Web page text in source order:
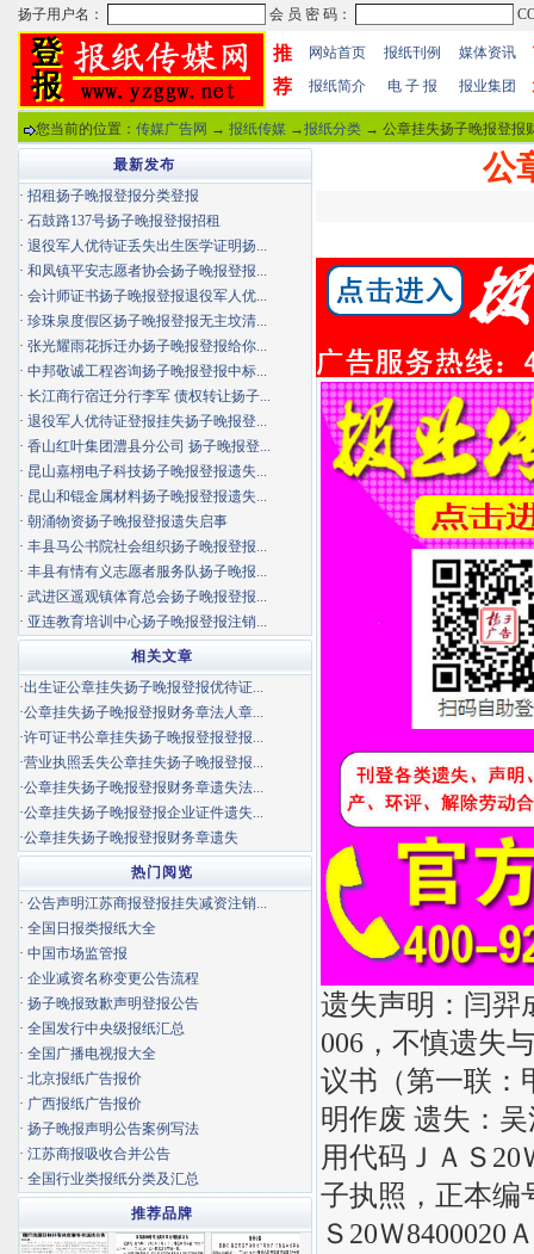
推
荐
网站首页 报纸刊例 媒体资讯
报纸简介 电 子 报 报业集团
您当前的位置： 传媒广告网 → 报纸传媒 →报纸分类 → 公章挂失扬子晚报登报
公
遗失声明：闫羿
006，不慎遗失
议书（第一联：
明作废 遗失：
用代码ＪＡＳ20
子执照，正本编
Ｓ20Ｗ8400020
最新发布
· 招租扬子晚报登报分类登报
· 石鼓路137号扬子晚报登报招租
· 退役军人优待证丢失出生医学证明扬...
· 和凤镇平安志愿者协会扬子晚报登报...
· 会计师证书扬子晚报登报退役军人优...
· 珍珠泉度假区扬子晚报登报无主坟清...
· 张光耀雨花拆迁办扬子晚报登报给你...
· 中邦敬诚工程咨询扬子晚报登报中标...
· 长江商行宿迁分行李军 债权转让扬子...
· 退役军人优待证登报挂失扬子晚报登...
· 香山红叶集团澧县分公司 扬子晚报登...
· 昆山嘉栩电子科技扬子晚报登报遗失...
· 昆山和锟金属材料扬子晚报登报遗失...
· 朝涌物资扬子晚报登报遗失启事
· 丰县马公书院社会组织扬子晚报登报...
· 丰县有情有义志愿者服务队扬子晚报...
· 武进区遥观镇体育总会扬子晚报登报...
· 亚连教育培训中心扬子晚报登报注销...
相关文章
·出生证公章挂失扬子晚报登报优待证...
·公章挂失扬子晚报登报财务章法人章...
·许可证书公章挂失扬子晚报登报登报...
·营业执照丢失公章挂失扬子晚报登报...
·公章挂失扬子晚报登报财务章遗失法...
·公章挂失扬子晚报登报企业证件遗失...
·公章挂失扬子晚报登报财务章遗失
热门阅览
· 公告声明江苏商报登报挂失减资注销...
· 全国日报类报纸大全
· 中国市场监管报
· 企业减资名称变更公告流程
· 扬子晚报致歉声明登报公告
· 全国发行中央级报纸汇总
· 全国广播电视报大全
· 北京报纸广告报价
· 广西报纸广告报价
· 扬子晚报声明公告案例写法
· 江苏商报吸收合并公告
· 全国行业类报纸分类及汇总
推荐品牌